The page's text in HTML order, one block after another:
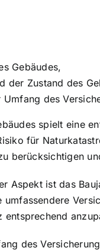
Gebäudes,
der Zustand des
des
spielt eine
für
berücksichtigen
Aspekt ist das
umfassendere
entsprechend
des